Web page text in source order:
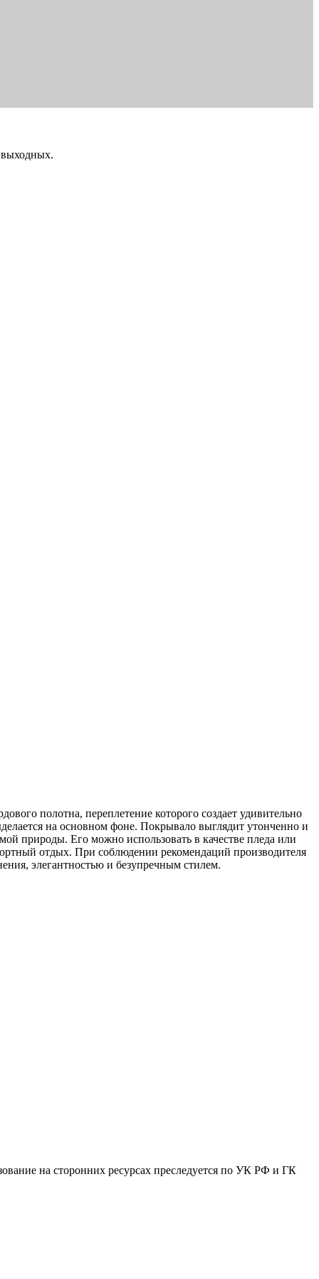
выходных.
полотна, переплетение которого создает удивительно
на основном фоне. Покрывало выглядит утонченно и
природы. Его можно использовать в качестве пледа или
отдых. При соблюдении рекомендаций производителя
элегантностью и безупречным стилем.
на сторонних ресурсах преследуется по УК РФ и ГК